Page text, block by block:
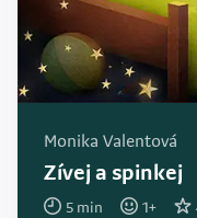
Monika Valentová
Zívej a spinkej
5 min 1+